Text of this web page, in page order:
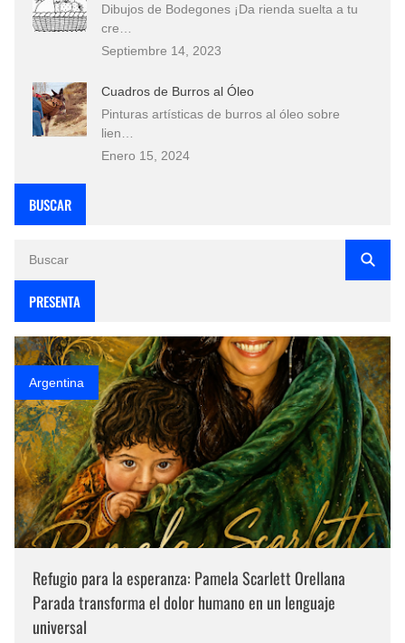
Dibujos de Bodegones ¡Da rienda suelta a tu
cre…
Septiembre 14, 2023
Cuadros de Burros al Óleo
Pinturas artísticas de burros al óleo sobre
lien…
Enero 15, 2024
BUSCAR
PRESENTA
Argentina
Refugio para la esperanza: Pamela Scarlett Orellana
Parada transforma el dolor humano en un lenguaje
universal